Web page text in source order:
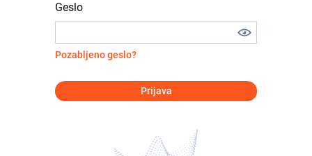
Geslo
Pozabljeno geslo?
Prijava